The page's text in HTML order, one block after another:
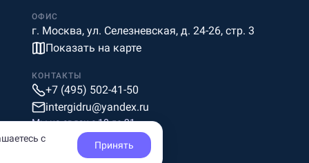
ОФИС
г. Москва, ул. Селезневская, д. 24-26, стр. 3
Показать на карте
КОНТАКТЫ
+7 (495) 502-41-50
intergidru@yandex.ru
Мы на связи c 10 до 21
с
Принять